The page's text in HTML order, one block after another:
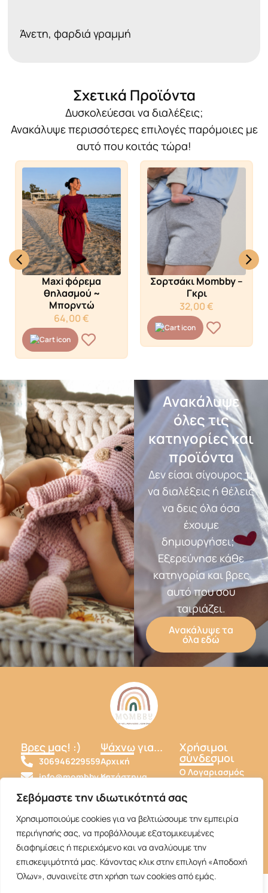
Σεβόμαστε την ιδιωτικότητά σας
Χρησιμοποιούμε cookies για να βελτιώσουμε την εμπειρία
περιήγησής σας, να προβάλλουμε εξατομικευμένες
διαφημίσεις ή περιεχόμενο και να αναλύουμε την
επισκεψιμότητά μας. Κάνοντας κλικ στην επιλογή «Αποδοχή
Όλων», συναινείτε στη χρήση των cookies από εμάς.
Άνετη, φαρδιά γραμμή
Σχετικά Προϊόντα
Δυσκολεύεσαι να διαλέξεις;
Ανακάλυψε περισσότερες επιλογές παρόμοιες με
αυτό που κοιτάς τώρα!
Maxi φόρεμα
θηλασμού ~
Μπορντώ
64,00€
Σορτσάκι Mombby –
Γκρι
32,00€
Ανακάλυψε
όλες τις
κατηγορίες και
προϊόντα
Δεν είσαι σίγουρος τι
να διαλέξεις ή θέλεις
να δεις όλα όσα
έχουμε
δημιουργήσει;
Εξερεύνησε κάθε
κατηγορία και βρες
αυτό που σου
ταιριάζει.
Ανακάλυψε τα
όλα εδώ
Βρες μας! :)
306946229559
info@mombby.gr
Mombby
mombby_babyshop
mombby_babyshop
Ψάχνω για...
Αρχική
Κατάστημα
Σχετικά με εμας
Χρήσιμοι
σύνδεσμοι
Ο Λογαριασμός
Όροι και
Προϋποθέσεις
Πολιτική
Πληρωμών